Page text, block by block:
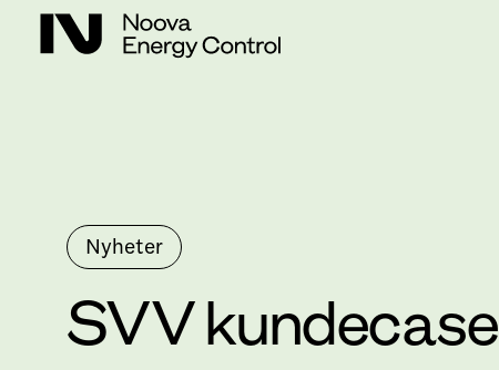
Nyheter
SVV kundecase